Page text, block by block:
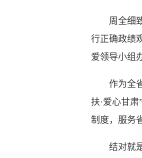
周全细致
行正确政绩
爱领导小组
作为全省
扶·爱心甘
制度，服务
结对就是